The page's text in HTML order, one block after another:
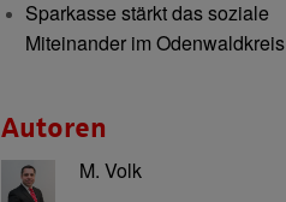
Sparkasse stärkt das soziale
Miteinander im Odenwaldkreis
Autoren
M. Volk